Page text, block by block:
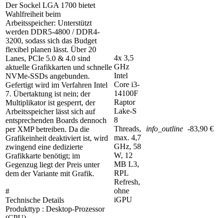
Der Sockel LGA 1700 bietet
Wahlfreiheit beim
Arbeitsspeicher: Unterstützt
werden DDR5-4800 / DDR4-
3200, sodass sich das Budget
flexibel planen lässt. Über 20
Lanes, PCIe 5.0 & 4.0 sind
aktuelle Grafikkarten und schnelle
NVMe-SSDs angebunden.
Gefertigt wird im Verfahren Intel
7. Übertaktung ist nein; der
Multiplikator ist gesperrt, der
Arbeitsspeicher lässt sich auf
entsprechenden Boards dennoch
per XMP betreiben. Da die
Grafikeinheit deaktiviert ist, wird
zwingend eine dedizierte
Grafikkarte benötigt; im
Gegenzug liegt der Preis unter
dem der Variante mit Grafik.
#
Technische Details
Produkttyp : Desktop-Prozessor
4x 3,5
GHz
Intel
Core i3-
14100F
Raptor
Lake-S
8
Threads,
max. 4,7
GHz, 58
W, 12
MB L3,
RPL
Refresh,
ohne
iGPU
info_outline -83,90 €